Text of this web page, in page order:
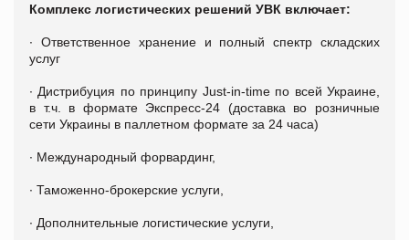
Комплекс логистических решений УВК включает:
∙ Ответственное хранение и полный спектр складских
услуг
∙ Дистрибуция по принципу Just-in-time по всей Украине,
в т.ч. в формате Экспресс-24 (доставка во розничные
сети Украины в паллетном формате за 24 часа)
∙ Международный форвардинг,
∙ Таможенно-брокерские услуги,
∙ Дополнительные логистические услуги,